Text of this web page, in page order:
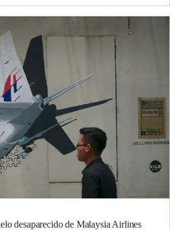
desaparecido de Malaysia Airlines